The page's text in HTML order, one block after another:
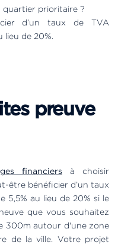
quartier prioritaire ?
d’un taux de TVA
lieu de 20%.
preuve
financiers à choisir
être bénéficier d’un taux
5,5% au lieu de 20% si le
que vous souhaitez
300m autour d'une zone
de la ville. Votre projet